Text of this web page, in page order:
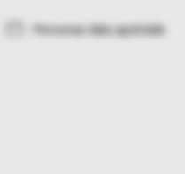
Personas datu apstrāde